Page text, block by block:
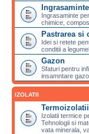
Ingrasaminte
chimice,
Pastrarea si
Idei si retete
conditii a
Gazon
Sfaturi pentru
insamntare
IZOLATII
Termoizolatii
Izolatii termice
Tehnologii si
vata minerala,